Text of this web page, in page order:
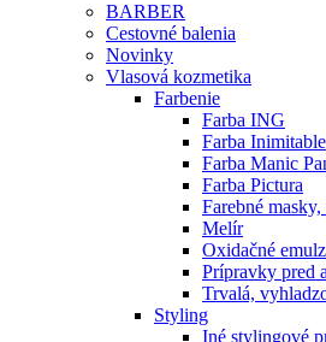
BARBER
Cestovné balenia
Novinky
Vlasová kozmetika
Farbenie
Farba ING
Farba Inimitable
Farba Manic
Farba Pictura
Farebné
Melír
Oxidačné
Prípravky pred
Trvalá,
Styling
Iné stylingové